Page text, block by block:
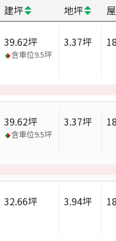
建坪 地坪
39.62坪
含車位9.5坪
3.37坪
39.62坪
含車位9.5坪
3.37坪
32.66坪 3.94坪